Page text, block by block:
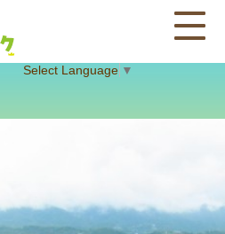
Select Language ▼